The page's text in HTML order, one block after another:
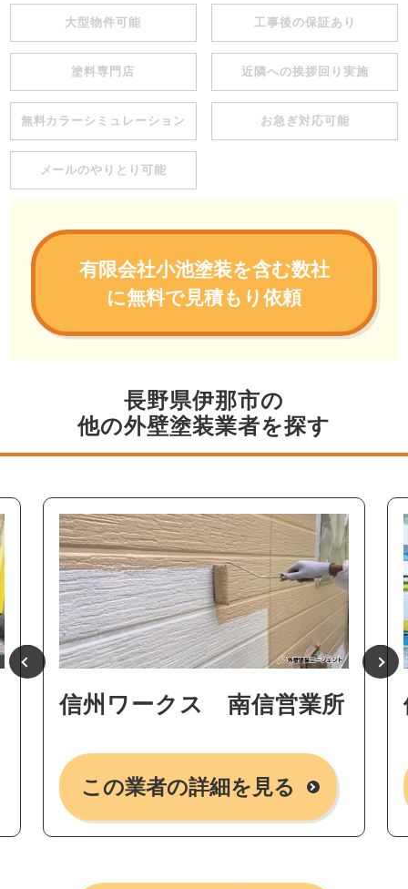
大型物件可能 工事後の保証あり
塗料専門店 近隣への挨拶回り実施
無料カラーシミュレーション お急ぎ対応可能
メールのやりとり可能
有限会社小池塗装を含む数社
に無料で見積もり依頼
長野県伊那市の
他の外壁塗装業者を探す
信州ワークス 南信営業所
この業者の詳細を見る